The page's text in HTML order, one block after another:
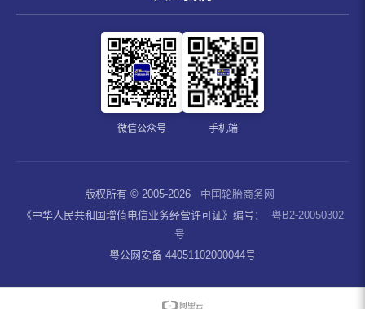
微信公众号 手机端
版权所有 © 2005-2026
中国轮胎商务网
《中华人民共和国增值电信业务经营许可证》编号：
粤B2-20050302
号
粤公网安备 44051102000044号